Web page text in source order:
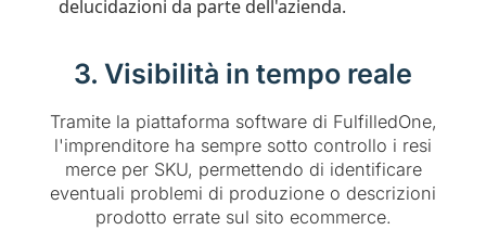
delucidazioni da parte dell'azienda.
3. Visibilità in tempo reale
Tramite la piattaforma software di FulfilledOne,
l'imprenditore ha sempre sotto controllo i resi
merce per SKU, permettendo di identificare
eventuali problemi di produzione o descrizioni
prodotto errate sul sito ecommerce.